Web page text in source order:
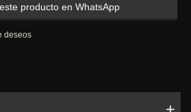
producto en WhatsApp
deseos